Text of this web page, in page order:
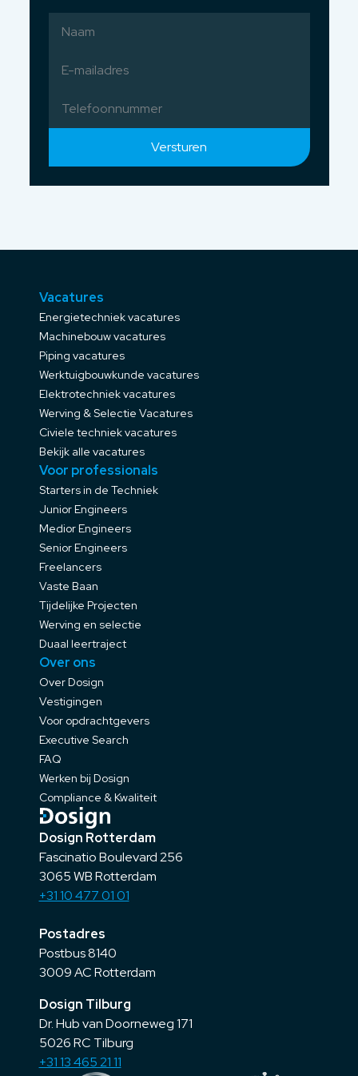
Versturen
Vacatures
Energietechniek vacatures
Machinebouw vacatures
Piping vacatures
Werktuigbouwkunde vacatures
Elektrotechniek vacatures
Werving & Selectie Vacatures
Civiele techniek vacatures
Bekijk alle vacatures
Voor professionals
Starters in de Techniek
Junior Engineers
Medior Engineers
Senior Engineers
Freelancers
Vaste Baan
Tijdelijke Projecten
Werving en selectie
Duaal leertraject
Over ons
Over Dosign
Vestigingen
Voor opdrachtgevers
Executive Search
FAQ
Werken bij Dosign
Compliance & Kwaliteit
Dosign Rotterdam
Fascinatio Boulevard 256
3065 WB Rotterdam
+31 10 477 01 01
Postadres
Postbus 8140
3009 AC Rotterdam
Dosign Tilburg
Dr. Hub van Doorneweg 171
5026 RC Tilburg
+31 13 465 21 11